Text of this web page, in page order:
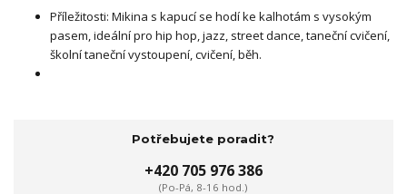
Příležitosti: Mikina s kapucí se hodí ke kalhotám s vysokým
pasem, ideální pro hip hop, jazz, street dance, taneční cvičení,
školní taneční vystoupení, cvičení, běh.
Potřebujete poradit?
+420 705 976 386
(Po-Pá, 8-16 hod.)